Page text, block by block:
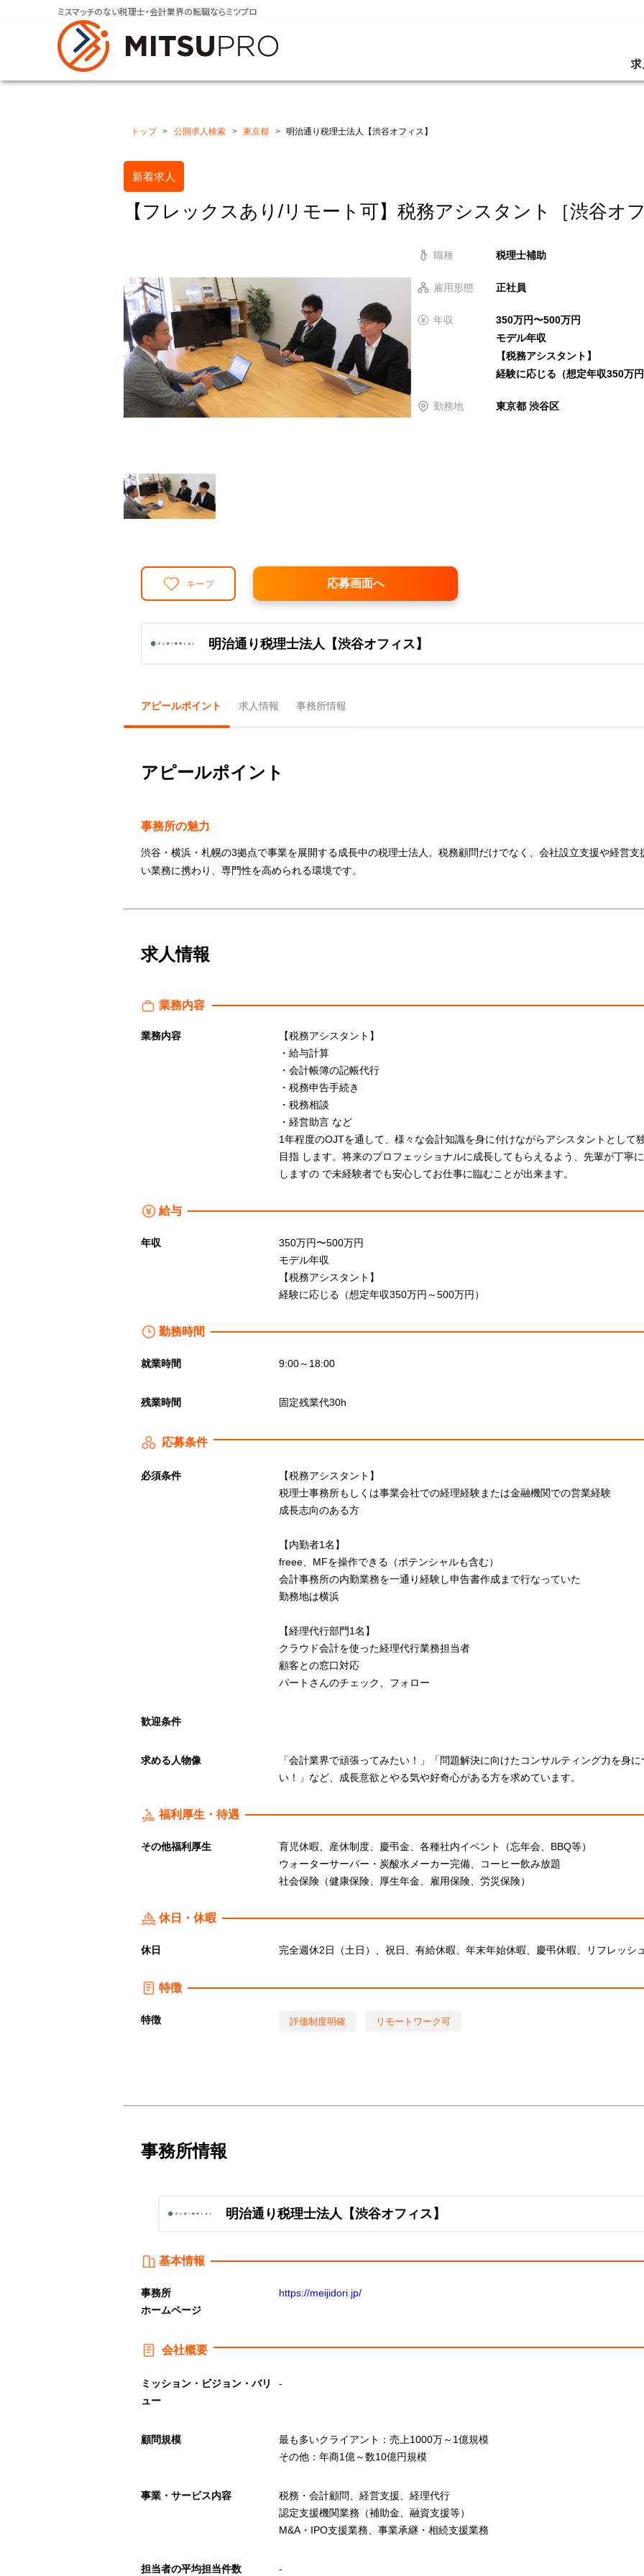
ミスマッチのない税理士・会計業界の転職ならミツプロ
トップ 公開求人検索 東京都 明治通り税理士法人【渋谷オフィス】
新着求人
【フレックスあり/リモート可】税務アシスタント［渋谷オ
職種 税理士補助
雇用形態 正社員
年収
350万円〜500万円
モデル年収
【税務アシスタント】
経験に応じる（想定年収350万
勤務地 東京都 渋谷区
応募画面へ
キープ
明治通り税理士法人【渋谷オフィス】
アピールポイント 求人情報 事務所情報
アピールポイント
事務所の魅力
渋谷・横浜・札幌の3拠点で事業を展開する成長中の税理士法人。税務顧問だけでなく、会社設立支援や経営支
い業務に携わり、専門性を高められる環境です。
求人情報
業務内容
業務内容
【税務アシスタント】
・給与計算
・会計帳簿の記帳代行
・税務申告手続き
・税務相談
・経営助言 など
1年程度のOJTを通して、様々な会計知識を身に付けながらアシスタントとして
目指 します。将来のプロフェッショナルに成⻑してもらえるよう、先輩が丁寧
しますの で未経験者でも安心してお仕事に臨むことが出来ます。
給与
年収
350万円〜500万円
モデル年収
【税務アシスタント】
経験に応じる（想定年収350万円～500万円）
勤務時間
就業時間 9:00～18:00
残業時間 固定残業代30h
応募条件
必須条件
【税務アシスタント】
税理士事務所もしくは事業会社での経理経験または金融機関での営業経験
成長志向のある方
【内勤者1名】
freee、MFを操作できる（ポテンシャルも含む）
会計事務所の内勤業務を一通り経験し申告書作成まで行なっていた
勤務地は横浜
【経理代行部門1名】
クラウド会計を使った経理代行業務担当者
顧客との窓口対応
パートさんのチェック、フォロー
歓迎条件
求める人物像
「会計業界で頑張ってみたい！」「問題解決に向けたコンサルティング力を身に
い！」など、成長意欲とやる気や好奇心がある方を求めています。
福利厚生・待遇
その他福利厚生
育児休暇、産休制度、慶弔金、各種社内イベント（忘年会、BBQ等）
ウォーターサーバー・炭酸水メーカー完備、コーヒー飲み放題
社会保険（健康保険、厚生年金、雇用保険、労災保険）
休日・休暇
休日 完全週休2日（土日）、祝日、有給休暇、年末年始休暇、慶弔休暇、リフレッシ
特徴
特徴 評価制度明確 リモートワーク可
事務所情報
明治通り税理士法人【渋谷オフィス】
基本情報
事務所
ホームページ
https://meijidori.jp/
会社概要
ミッション・ビジョン・バリ
ュー
-
顧問規模
最も多いクライアント：売上1000万～1億規模
その他：年商1億～数10億円規模
事業・サービス内容
税務・会計顧問、経営支援、経理代行
認定支援機関業務（補助金、融資支援等）
M&A・IPO支援業務、事業承継・相続支援業務
担当者の平均担当件数 -